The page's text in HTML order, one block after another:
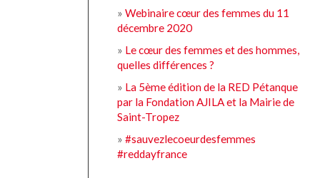
»Webinaire cœur des femmes du 11
décembre 2020
» Le cœur des femmes et des hommes,
quelles différences ?
» La 5ème édition de la RED Pétanque
par la Fondation AJILA et la Mairie de
Saint-Tropez
»#sauvezlecoeurdesfemmes
#reddayfrance